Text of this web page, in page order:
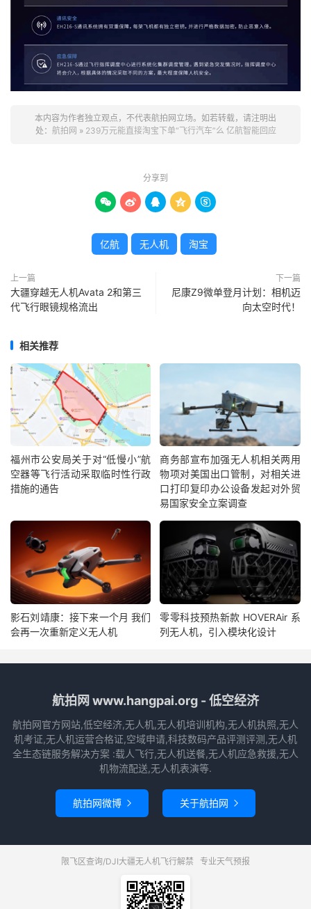
本内容为作者独立观点，不代表航拍网立场。如若转载，请注明出
处： 航拍网 » 239万元能直接淘宝下单“飞行汽车”么 亿航智能回应
分享到
    
亿航 无人机 淘宝
上一篇
大疆穿越无人机Avata 2和第三
代飞行眼镜规格流出
下一篇
尼康Z9微单登月计划：相机迈
向太空时代！
相关推荐
福州市公安局关于对“低慢小”航
空器等飞行活动采取临时性行政
措施的通告
商务部宣布加强无人机相关两用
物项对美国出口管制，对相关进
口打印复印办公设备发起对外贸
易国家安全立案调查
影石刘靖康：接下来一个月 我们
会再一次重新定义无人机
零零科技预热新款 HOVERAir 系
列无人机，引入模块化设计
航拍网 www.hangpai.org - 低空经济
航拍网官方网站,低空经济,无人机,无人机培训机构,无人机执照,无人
机考证,无人机运营合格证,空域申请,科技数码产品评测评测,无人机
全生态链服务解决方案 :载人飞行,无人机送餐,无人机应急救援,无人
机物流配送,无人机表演等.
航拍网微博  关于航拍网 
限飞区查询/DJI大疆无人机飞行解禁 专业天气预报